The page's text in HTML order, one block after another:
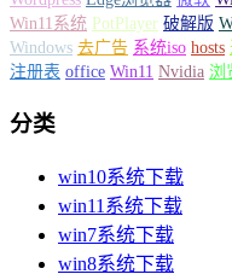
Win11系统 PotPlayer 破解版
Windows 去广告 系统iso hosts
注册表 office Win11 Nvidia 浏
分类
win10系统下载
win11系统下载
win7系统下载
win8系统下载